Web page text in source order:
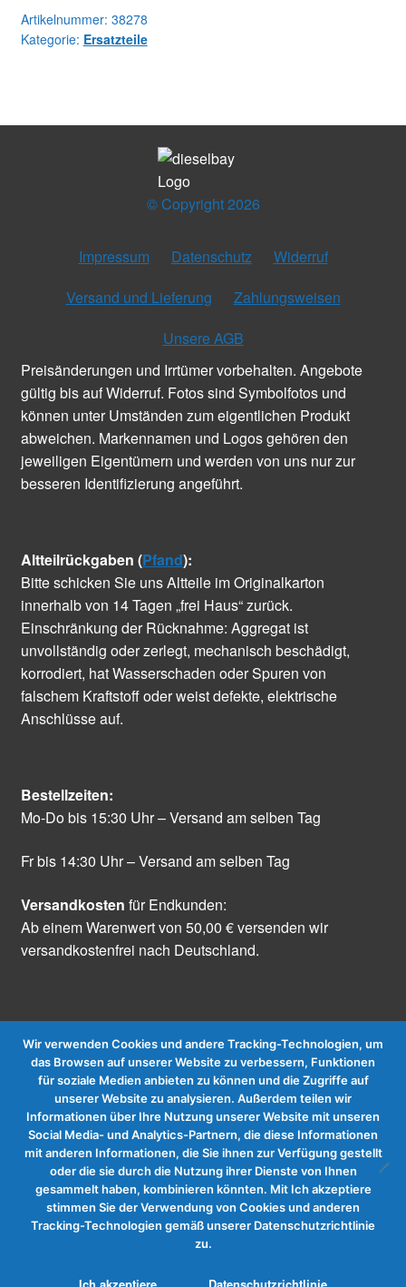
Menge
Artikelnummer: 38278
Kategorie: Ersatzteile
© Copyright 2026
Impressum Datenschutz
Widerruf
Versand und Lieferung
Zahlungsweisen
Unsere AGB
Preisänderungen und Irrtümer vorbehalten. Angebote
gültig bis auf Widerruf. Fotos sind Symbolfotos und
können unter Umständen zum eigentlichen Produkt
abweichen. Markennamen und Logos gehören den
jeweiligen Eigentümern und werden von uns nur zur
besseren Identifizierung angeführt.
Altteilrückgaben (Pfand):
Bitte schicken Sie uns Altteile im Originalkarton
innerhalb von 14 Tagen „frei Haus“ zurück.
Einschränkung der Rücknahme: Aggregat ist
unvollständig oder zerlegt, mechanisch beschädigt,
korrodiert, hat Wasserschaden oder Spuren von
falschem Kraftstoff oder weist defekte, elektrische
Anschlüsse auf.
Bestellzeiten:
Mo-Do bis 15:30 Uhr – Versand am selben Tag
Fr bis 14:30 Uhr – Versand am selben Tag
Versandkosten für Endkunden:
Ab einem Warenwert von 50,00 € versenden wir
versandkostenfrei nach Deutschland.
Vertrag widerrufen
Wir verwenden Cookies und andere Tracking-Technologien, um
das Browsen auf unserer Website zu verbessern, Funktionen
für soziale Medien anbieten zu können und die Zugriffe auf
unserer Website zu analysieren. Außerdem teilen wir
Informationen über Ihre Nutzung unserer Website mit unseren
Social Media- und Analytics-Partnern, die diese Informationen
mit anderen Informationen, die Sie ihnen zur Verfügung gestellt
oder die sie durch die Nutzung ihrer Dienste von Ihnen
gesammelt haben, kombinieren könnten. Mit Ich akzeptiere
stimmen Sie der Verwendung von Cookies und anderen
Tracking-Technologien gemäß unserer Datenschutzrichtlinie
zu.